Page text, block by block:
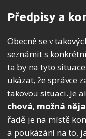
Předpisy a
Obecně se v
seznámit s
ta by na tyto
ukázat, že správce
takovou situaci. Je
chová, možná
řadě je na místě
a poukázání na to,